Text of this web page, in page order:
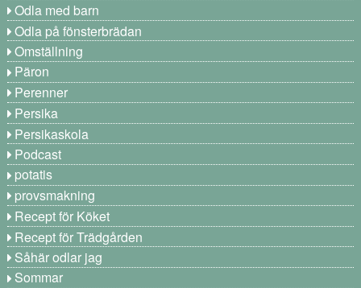
Odla med barn
Odla på fönsterbrädan
Omställning
Päron
Perenner
Persika
Persikaskola
Podcast
potatis
provsmakning
Recept för Köket
Recept för Trädgården
Såhär odlar jag
Sommar